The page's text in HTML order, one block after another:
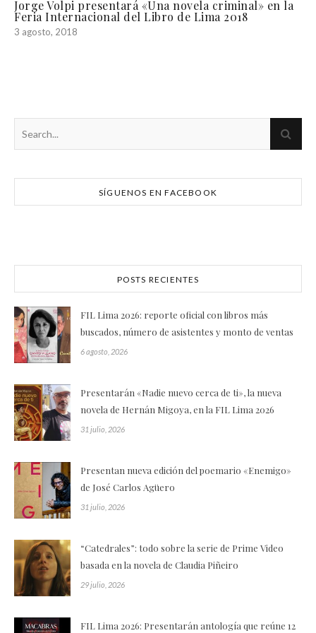
Jorge Volpi presentará «Una novela criminal» en la
Feria Internacional del Libro de Lima 2018
3 agosto, 2018
SÍGUENOS EN FACEBOOK
POSTS RECIENTES
FIL Lima 2026: reporte oficial con libros más
buscados, número de asistentes y monto de ventas
6 agosto, 2026
Presentarán «Nadie nuevo cerca de ti», la nueva
novela de Hernán Migoya, en la FIL Lima 2026
31 julio, 2026
Presentan nueva edición del poemario «Enemigo»
de José Carlos Agüero
31 julio, 2026
“Catedrales”: todo sobre la serie de Prime Video
basada en la novela de Claudia Piñeiro
29 julio, 2026
FIL Lima 2026: Presentarán antología que reúne 12